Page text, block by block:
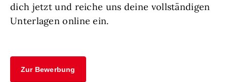
dich jetzt und reiche uns deine vollständigen
Unterlagen online ein.
Zur Bewerbung